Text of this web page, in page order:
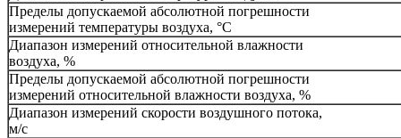
Пределы допускаемой абсолютной погрешности
измерений температуры воздуха, °C
Диапазон измерений относительной влажности
воздуха, %
Пределы допускаемой абсолютной погрешности
измерений относительной влажности воздуха, %
Диапазон измерений скорости воздушного потока,
м/с